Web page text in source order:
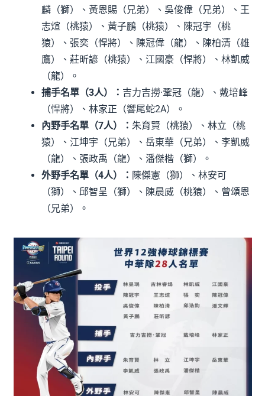
麟（獅）、黃恩賜（兄弟）、吳俊偉（兄弟）、王
志煊（桃猿）、黃子鵬（桃猿）、陳冠宇（桃
猿）、張奕（悍將）、陳冠偉（龍）、陳柏清（雄
鷹）、莊昕諺（桃猿）、江國豪（悍將）、林凱威
（龍）。
捕手名單（3人）： 吉力吉撈·鞏冠（龍）、戴培峰
（悍將）、林家正（響尾蛇2A）。
內野手名單（7人）：朱育賢（桃猿）、林立（桃
猿）、江坤宇（兄弟）、岳東華（兄弟）、李凱威
（龍）、張政禹（龍）、潘傑楷（獅）。
外野手名單（4人）： 陳傑憲（獅）、林安可
（獅）、邱智呈（獅）、陳晨威（桃猿）、曾頌恩
（兄弟）。